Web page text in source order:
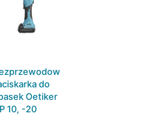
do
Oetiker
10, -20